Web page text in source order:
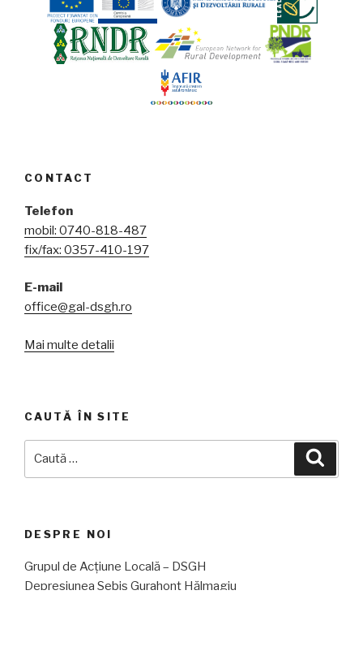
CONTACT
Telefon
mobil: 0740-818-487
fix/fax: 0357-410-197
E-mail
office@gal-dsgh.ro
Mai multe detalii
CAUTĂ ÎN SITE
DESPRE NOI
Grupul de Acțiune Locală – DSGH
Depresiunea Sebiș Gurahonț Hălmagiu